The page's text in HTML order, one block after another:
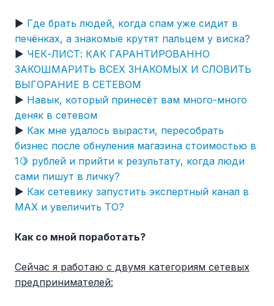
▶️ Где брать людей, когда спам уже сидит в
печёнках, а знакомые крутят пальцем у виска?
▶️ ЧЕК-ЛИСТ: КАК ГАРАНТИРОВАННО
ЗАКОШМАРИТЬ ВСЕХ ЗНАКОМЫХ И СЛОВИТЬ
ВЫГОРАНИЕ В СЕТЕВОМ
▶️ Навык, который принесёт вам много-много
деняк в сетевом
▶️ Как мне удалось вырасти, пересобрать
бизнес после обнуления магазина стоимостью в
1🍋 рублей и прийти к результату, когда люди
сами пишут в личку?
▶️ Как сетевику запустить экспертный канал в
MAX и увеличить ТО?
Как со мной поработать?
Сейчас я работаю с двумя категориям сетевых
предпринимателей: